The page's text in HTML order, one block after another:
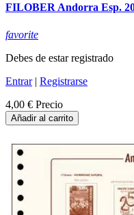
FILOBER Andorra Esp.
favorite
Debes de estar registrado
Entrar| Registrarse
4,00 € Precio
Añadir al carrito